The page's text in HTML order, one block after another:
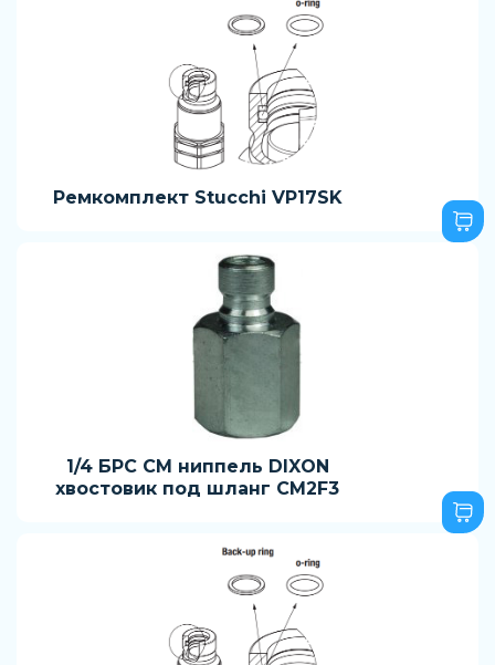
Ремкомплект Stucchi VP17SK
1/4 БРС CM ниппель DIXON
хвостовик под шланг CM2F3